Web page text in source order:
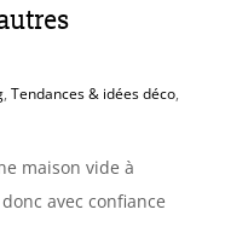
, Tendances & idées déco,
maison vide à
avec confiance